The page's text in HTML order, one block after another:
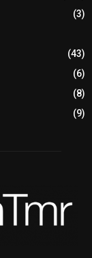
(3)
(43)
(6)
(8)
(9)